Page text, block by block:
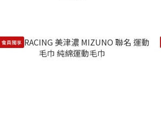
會員獨享